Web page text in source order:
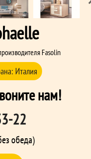
Fasolin
Италия
нам!
22
обеда)